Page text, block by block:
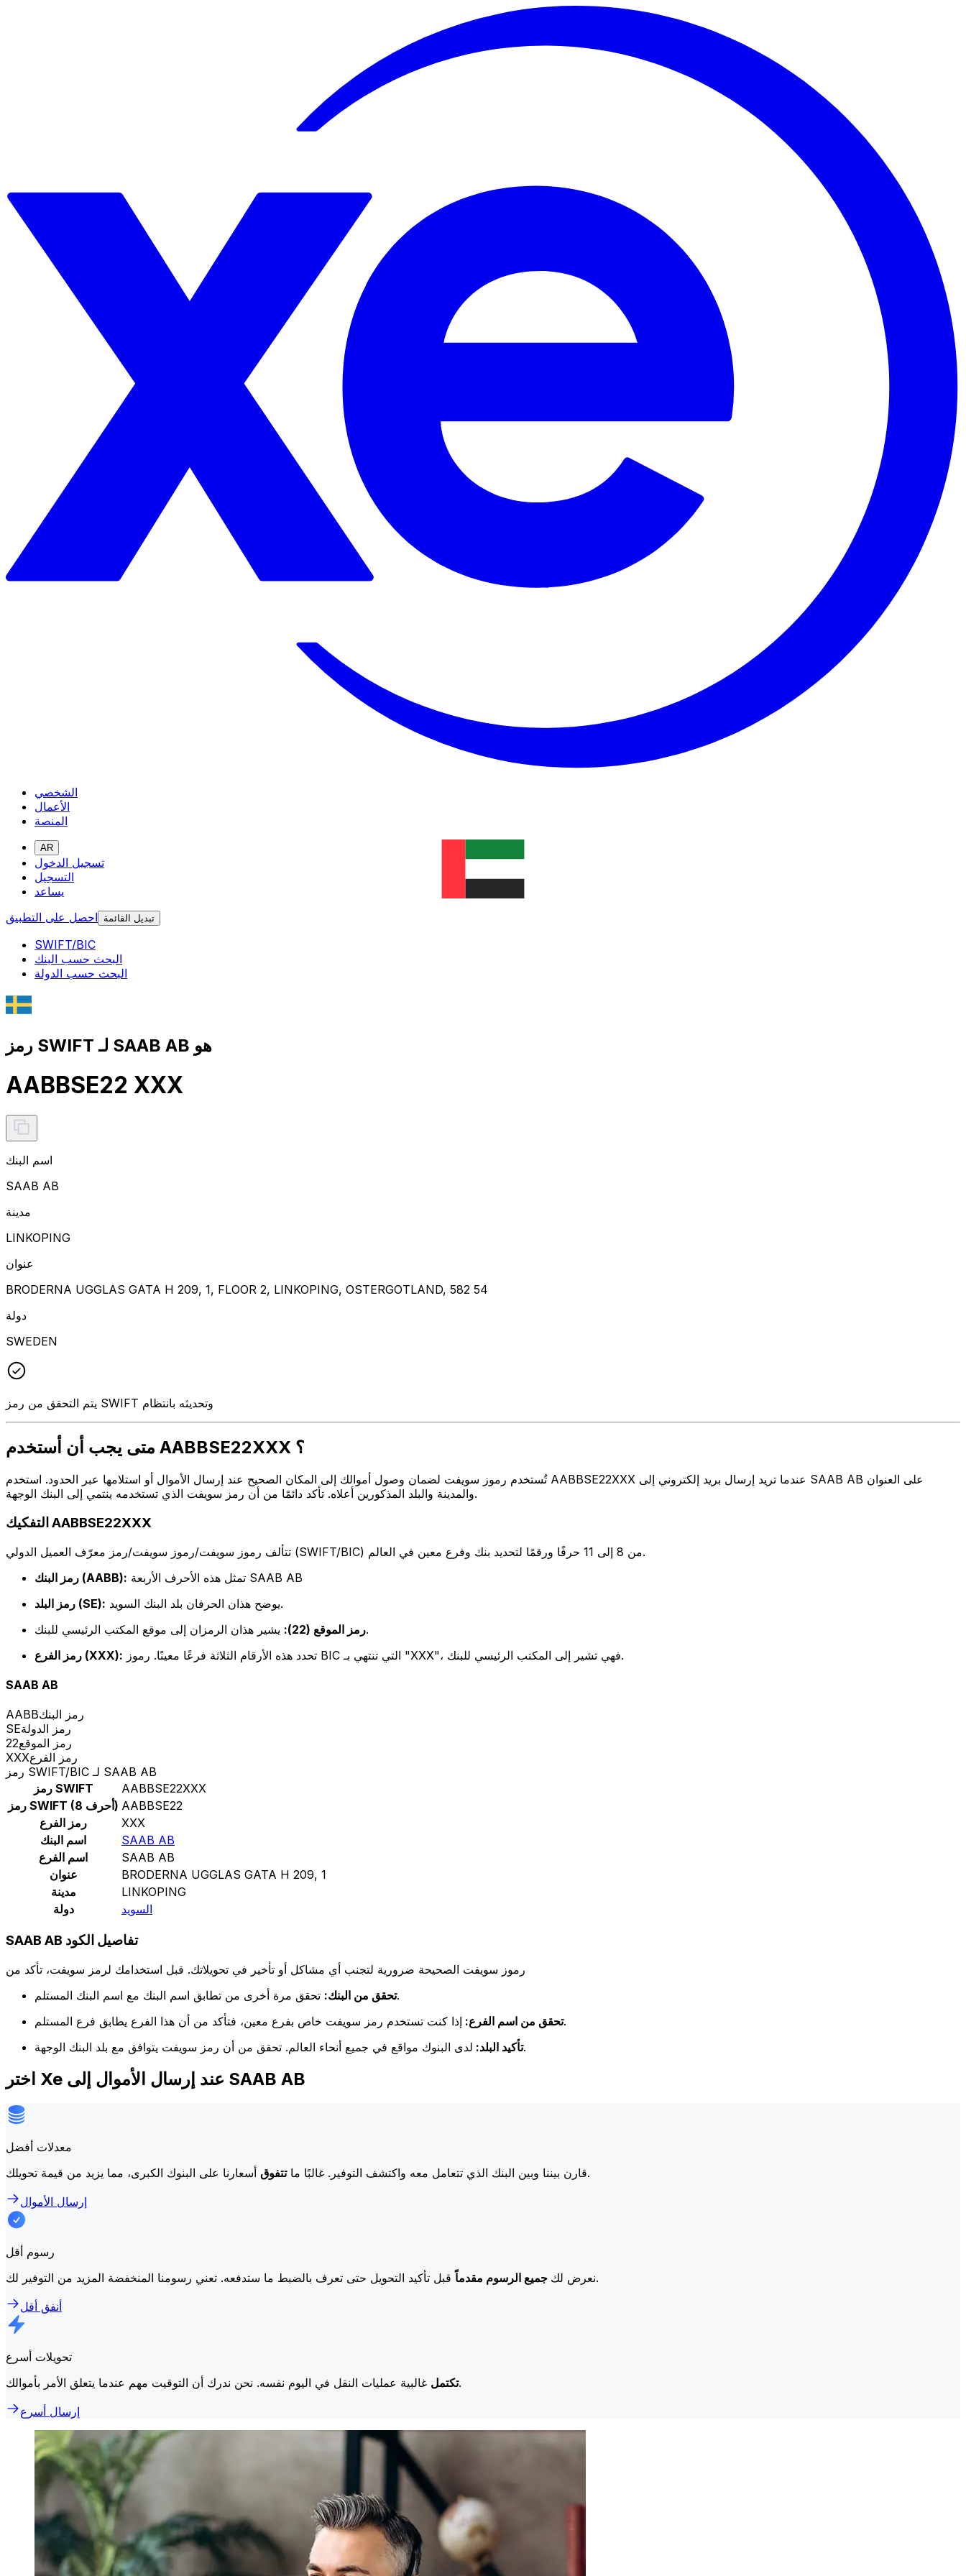
الشخصي
الأعمال
المنصة
AR
تسجيل الدخول
التسجيل
يساعد
احصل على التطبيق
تبديل القائمة
SWIFT/BIC
البحث حسب البنك
البحث حسب الدولة
رمز SWIFT لـ SAAB AB هو
AABBSE22 XXX
اسم البنك
SAAB AB
مدينة
LINKOPING
عنوان
BRODERNA UGGLAS GATA H 209, 1, FLOOR 2, LINKOPING, OSTERGOTLAND, 582 54
دولة
SWEDEN
يتم التحقق من رمز SWIFT وتحديثه بانتظام
متى يجب أن أستخدم AABBSE22XXX ؟
تُستخدم رموز سويفت لضمان وصول أموالك إلى المكان الصحيح عند إرسال الأموال أو استلامها عبر الحدود. استخدم AABBSE22XXX عندما تريد إرسال بريد إلكتروني إلى SAAB AB على العنوان
والمدينة والبلد المذكورين أعلاه. تأكد دائمًا من أن رمز سويفت الذي تستخدمه ينتمي إلى البنك الوجهة.
التفكيك AABBSE22XXX
تتألف رموز سويفت/رموز سويفت/رمز معرّف العميل الدولي (SWIFT/BIC) من 8 إلى 11 حرفًا ورقمًا لتحديد بنك وفرع معين في العالم.
رمز البنك (AABB):
تمثل هذه الأحرف الأربعة SAAB AB
رمز البلد (SE):
يوضح هذان الحرفان بلد البنك السويد.
رمز الموقع (22):يشير هذان الرمزان إلى موقع المكتب الرئيسي للبنك.
رمز الفرع (XXX):
تحدد هذه الأرقام الثلاثة فرعًا معينًا. رموز BIC التي تنتهي بـ "XXX"، فهي تشير إلى المكتب الرئيسي للبنك.
SAAB AB
AABBرمز البنك
SEرمز الدولة
22رمز الموقع
XXXرمز الفرع
رمز SWIFT/BIC لـ SAAB AB
رمز SWIFT
AABBSE22XXX
رمز SWIFT (8 أحرف) AABBSE22
رمز الفرع
XXX
اسم البنك
SAAB AB
اسم الفرع
SAAB AB
عنوان
BRODERNA UGGLAS GATA H 209, 1
مدينة
LINKOPING
دولة
السويد
SAAB AB تفاصيل الكود
رموز سويفت الصحيحة ضرورية لتجنب أي مشاكل أو تأخير في تحويلاتك. قبل استخدامك لرمز سويفت، تأكد من
تحقق من البنك:تحقق مرة أخرى من تطابق اسم البنك مع اسم البنك المستلم.
تحقق من اسم الفرع:إذا كنت تستخدم رمز سويفت خاص بفرع معين، فتأكد من أن هذا الفرع يطابق فرع المستلم.
تأكيد البلد:لدى البنوك مواقع في جميع أنحاء العالم. تحقق من أن رمز سويفت يتوافق مع بلد البنك الوجهة.
اختر Xe عند إرسال الأموال إلى SAAB AB
معدلات أفضل
قارن بيننا وبين البنك الذي تتعامل معه واكتشف التوفير. غالبًا ماتتفوق
أسعارنا على البنوك الكبرى، مما يزيد من قيمة تحويلك.
إرسال الأموال
رسوم أقل
نعرض لك جميع الرسوم مقدماً
قبل تأكيد التحويل حتى تعرف بالضبط ما ستدفعه. تعني رسومنا المنخفضة المزيد من التوفير لك.
أنفق أقل
تحويلات أسرع
تكتملغالبية عمليات النقل في اليوم نفسه. نحن ندرك أن التوقيت مهم عندما يتعلق الأمر بأموالك.
إرسال أسرع